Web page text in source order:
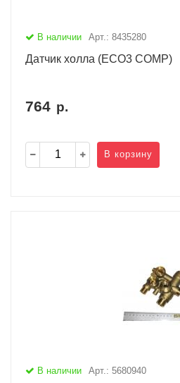
В наличии Арт.: 8435280
Датчик холла (ECO3 COMP)
764 р.
В корзину
В наличии Арт.: 5680940